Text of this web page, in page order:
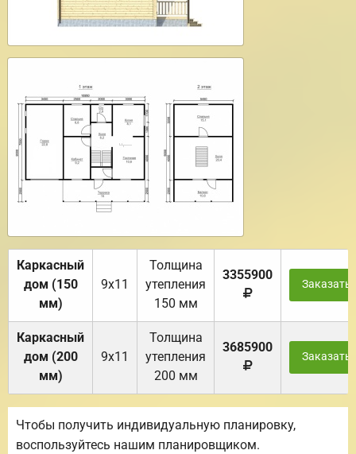
Каркасный
дом (150
мм)
9х11
Толщина
утепления
150 мм
3355900
Заказать
Каркасный
дом (200
мм)
9х11
Толщина
утепления
200 мм
3685900
Заказать
Чтобы получить индивидуальную планировку,
воспользуйтесь нашим планировщиком.